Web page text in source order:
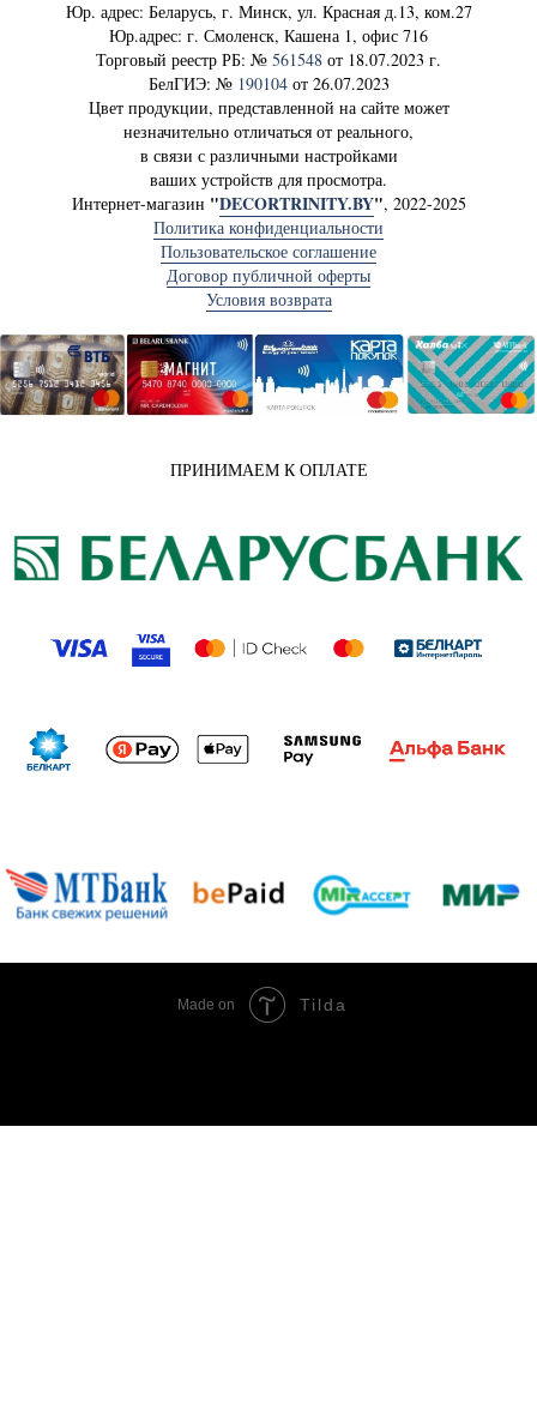
Юр. адрес: Беларусь, г. Минск, ул. Красная д.13, ком.27
Юр.адрес: г. Смоленск, Кашена 1, офис 716
Торговый реестр РБ: № 561548 от 18.07.2023 г.
БелГИЭ: № 190104 от 26.07.2023
Цвет продукции, представленной на сайте может
незначительно отличаться от реального,
в связи с различными настройками
ваших устройств для просмотра.
Интернет-магазин "DECORTRINITY.BY", 2022-2025
Политика конфиденциальности
Пользовательское соглашение
Договор публичной оферты
Условия возврата
ПРИНИМАЕМ К ОПЛАТЕ
Made on Tilda